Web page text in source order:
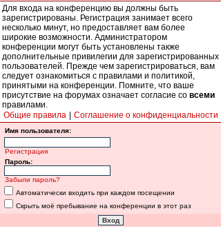
Для входа на конференцию вы должны быть
зарегистрированы. Регистрация занимает всего
несколько минут, но предоставляет вам более
широкие возможности. Администратором
конференции могут быть установлены также
дополнительные привилегии для зарегистрированных
пользователей. Прежде чем зарегистрироваться, вам
следует ознакомиться с правилами и политикой,
принятыми на конференции. Помните, что ваше
присутствие на форумах означает согласие со всеми
правилами.
Общие правила
Соглашение о конфиденциальности
Имя пользователя:
Регистрация
Пароль:
Забыли пароль?
Автоматически входить при каждом посещении
Скрыть моё пребывание на конференции в этот раз